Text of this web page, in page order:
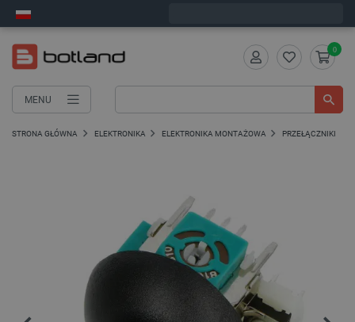
MENU
0
STRONA GŁÓWNA ELEKTRONIKA ELEKTRONIKA MONTAŻOWA PRZEŁĄCZNIKI I